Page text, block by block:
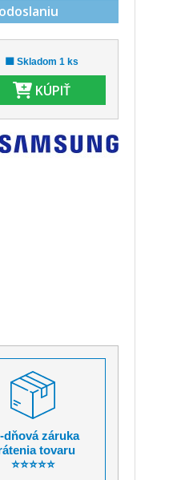
🟩 Skladom 1 ks
KÚPIŤ
dňová záruka
tovaru
⭐⭐⭐⭐⭐